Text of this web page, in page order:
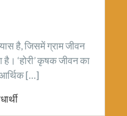
है, जिसमें ग्राम जीवन
‘होरी’ कृषक जीवन का
आर्थिक […]